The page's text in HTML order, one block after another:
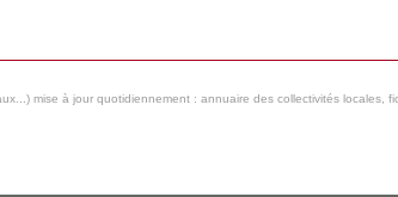
mise à jour quotidiennement : annuaire des collectivités locales,